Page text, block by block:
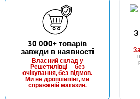
#FK-1026-5
24 грн
30 000+ товарів
завжди в наявності
Власний склад у
Решетилівці — без
очікування, без відмов.
Ми не дропшипінг, ми
справжній магазин.